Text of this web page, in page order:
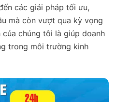
các giải pháp tối ưu,
mà còn vượt qua kỳ vọng
của chúng tôi là giúp doanh
trong môi trường kinh